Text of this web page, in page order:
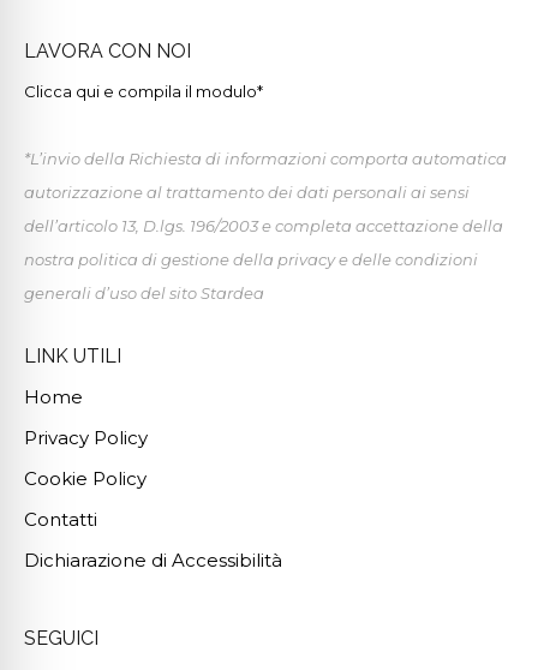
LAVORA CON NOI
Clicca qui e compila il modulo*
*L’invio della Richiesta di informazioni comporta automatica
autorizzazione al trattamento dei dati personali ai sensi
dell’articolo 13, D.lgs. 196/2003 e completa accettazione della
nostra politica di gestione della privacy e delle condizioni
generali d’uso del sito Stardea
LINK UTILI
Home
Privacy Policy
Cookie Policy
Contatti
Dichiarazione di Accessibilità
SEGUICI